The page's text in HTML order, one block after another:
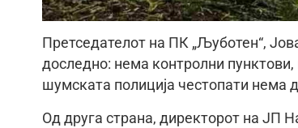
Претседателот на ПК „Љуботен“,
доследно: нема контролни
шумската полиција честопати нема
Од друга страна, директорот на ЈП